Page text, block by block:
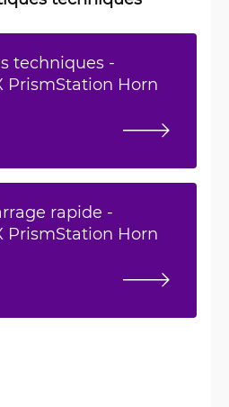
techniques -
PrismStation Horn
rapide -
PrismStation Horn